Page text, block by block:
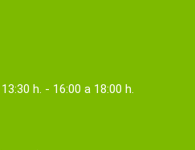
h. - 16:00 a 18:00 h.